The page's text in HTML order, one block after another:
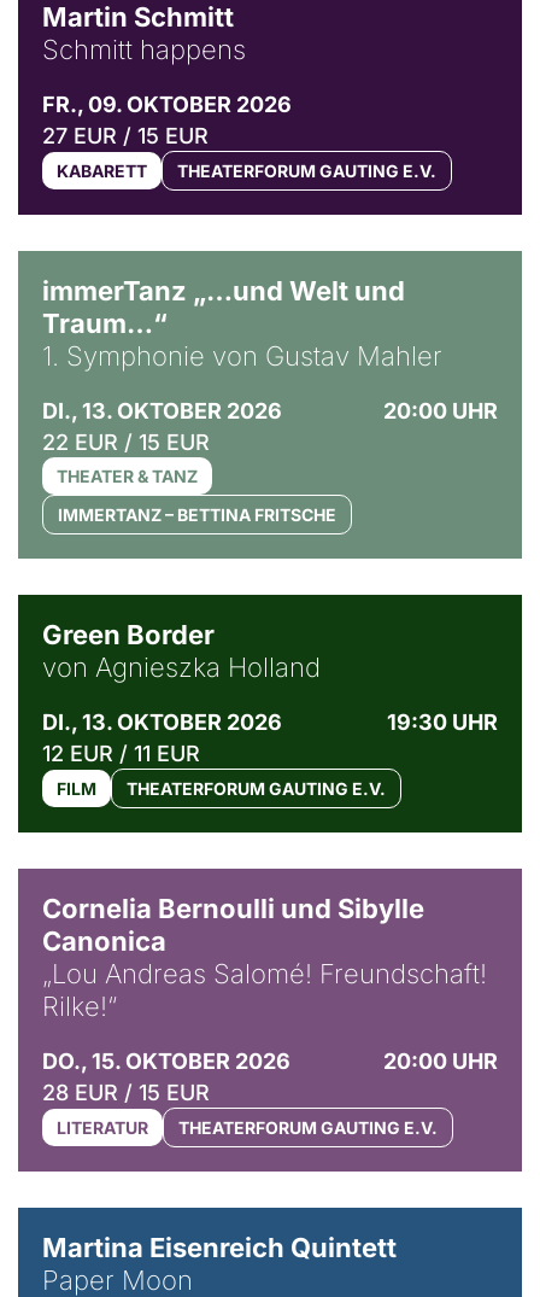
Martin Schmitt
Schmitt happens
FR., 09. OKTOBER 2026
27 EUR / 15 EUR
KABARETT THEATERFORUM GAUTING E.V.
immerTanz „…und Welt und
Traum…“
1. Symphonie von Gustav Mahler
DI., 13. OKTOBER 2026
20:00 UHR
22 EUR / 15 EUR
THEATER & TANZ
IMMERTANZ – BETTINA FRITSCHE
Green Border
von Agnieszka Holland
DI., 13. OKTOBER 2026
19:30 UHR
12 EUR / 11 EUR
FILM THEATERFORUM GAUTING E.V.
Cornelia Bernoulli und Sibylle
Canonica
„Lou Andreas Salomé! Freundschaft!
Rilke!“
DO., 15. OKTOBER 2026
20:00 UHR
28 EUR / 15 EUR
LITERATUR THEATERFORUM GAUTING E.V.
Martina Eisenreich Quintett
Paper Moon